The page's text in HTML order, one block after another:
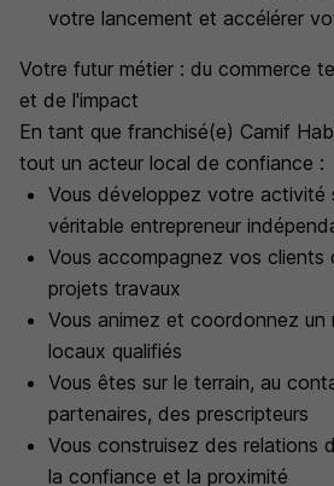
votre lancement et accélérer
Votre futur métier : du commerce
et de l'impact
En tant que franchisé(e) Camif
tout un acteur local de confiance :
Vous développez votre activité
véritable entrepreneur
Vous accompagnez vos clients
projets travaux
Vous animez et coordonnez un
locaux qualifiés
Vous êtes sur le terrain, au
partenaires, des prescripteurs
Vous construisez des relations
la confiance et la proximité